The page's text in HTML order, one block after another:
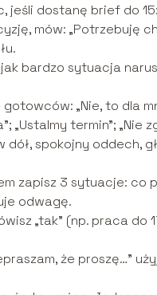
jeśli dostanę brief do
mów: „Potrzebuję
bardzo sytuacja
„Nie, to dla
„Ustalmy termin”; „Nie
spokojny oddech,
zapisz 3 sytuacje: co
odwagę.
„tak” (np. praca do
że proszę…”